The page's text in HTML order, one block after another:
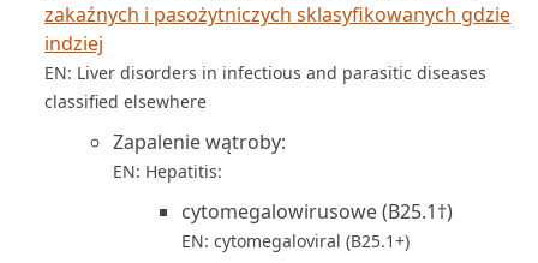
zakaźnych i pasożytniczych sklasyfikowanych gdzie
indziej
EN: Liver disorders in infectious and parasitic diseases
classified elsewhere
Zapalenie wątroby:
EN: Hepatitis:
cytomegalowirusowe (B25.1†)
EN: cytomegaloviral (B25.1+)